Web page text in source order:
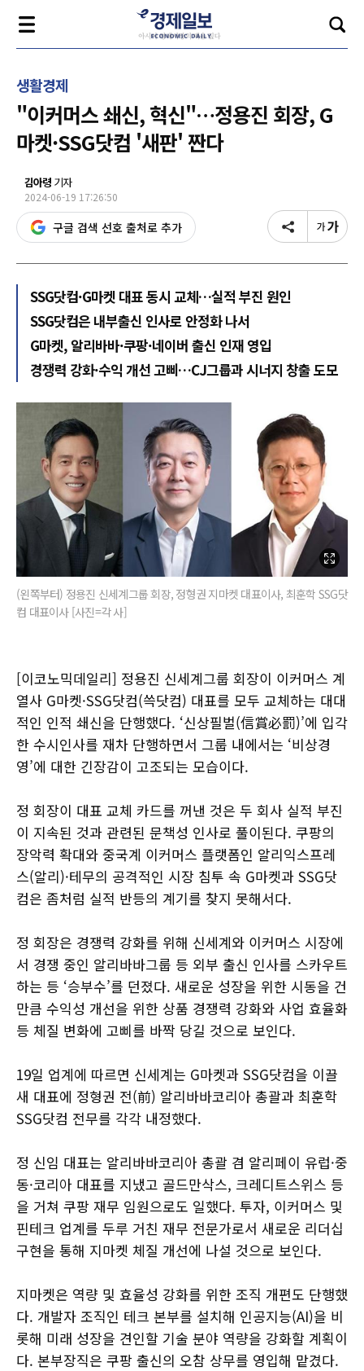
생활경제
"이커머스 쇄신, 혁신"…정용진 회장, G
마켓·SSG닷컴 '새판' 짠다
김아령 기자
2024-06-19 17:26:50
구글 검색 선호 출처로 추가
SSG닷컴·G마켓 대표 동시 교체…실적 부진 원인
SSG닷컴은 내부출신 인사로 안정화 나서
G마켓, 알리바바·쿠팡·네이버 출신 인재 영입
경쟁력 강화·수익 개선 고삐…CJ그룹과 시너지 창출 도모
(왼쪽부터) 정용진 신세계그룹 회장, 정형권 지마켓 대표이사, 최훈학 SSG닷
컴 대표이사 [사진=각 사]
[이코노믹데일리] 정용진 신세계그룹 회장이 이커머스 계
열사 G마켓·SSG닷컴(쓱닷컴) 대표를 모두 교체하는 대대
적인 인적 쇄신을 단행했다. ‘신상필벌(信賞必罰)’에 입각
한 수시인사를 재차 단행하면서 그룹 내에서는 ‘비상경
영’에 대한 긴장감이 고조되는 모습이다.
정 회장이 대표 교체 카드를 꺼낸 것은 두 회사 실적 부진
이 지속된 것과 관련된 문책성 인사로 풀이된다. 쿠팡의
장악력 확대와 중국계 이커머스 플랫폼인 알리익스프레
스(알리)·테무의 공격적인 시장 침투 속 G마켓과 SSG닷
컴은 좀처럼 실적 반등의 계기를 찾지 못해서다.
정 회장은 경쟁력 강화를 위해 신세계와 이커머스 시장에
서 경쟁 중인 알리바바그룹 등 외부 출신 인사를 스카우트
하는 등 ‘승부수’를 던졌다. 새로운 성장을 위한 시동을 건
만큼 수익성 개선을 위한 상품 경쟁력 강화와 사업 효율화
등 체질 변화에 고삐를 바짝 당길 것으로 보인다.
19일 업계에 따르면 신세계는 G마켓과 SSG닷컴을 이끌
새 대표에 정형권 전(前) 알리바바코리아 총괄과 최훈학
SSG닷컴 전무를 각각 내정했다.
정 신임 대표는 알리바바코리아 총괄 겸 알리페이 유럽·중
동·코리아 대표를 지냈고 골드만삭스, 크레디트스위스 등
을 거쳐 쿠팡 재무 임원으로도 일했다. 투자, 이커머스 및
핀테크 업계를 두루 거친 재무 전문가로서 새로운 리더십
구현을 통해 지마켓 체질 개선에 나설 것으로 보인다.
지마켓은 역량 및 효율성 강화를 위한 조직 개편도 단행했
다. 개발자 조직인 테크 본부를 설치해 인공지능(AI)을 비
롯해 미래 성장을 견인할 기술 분야 역량을 강화할 계획이
다. 본부장직은 쿠팡 출신의 오참 상무를 영입해 맡겼다.